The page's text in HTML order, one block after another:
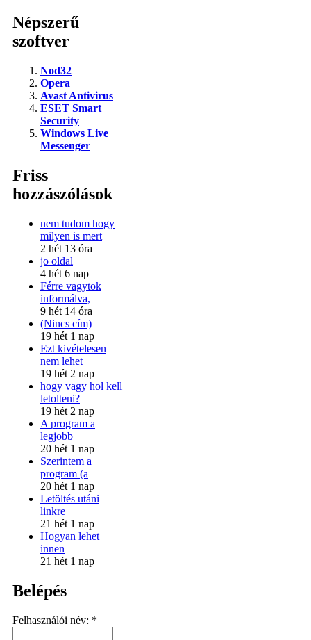
Népszerű
szoftver
Nod32
Opera
Avast Antivirus
ESET Smart
Security
Windows Live
Messenger
Friss
hozzászólások
nem tudom hogy
milyen is mert
2 hét 13 óra
jo oldal
4 hét 6 nap
Férre vagytok
informálva,
9 hét 14 óra
(Nincs cím)
19 hét 1 nap
Ezt kivételesen
nem lehet
19 hét 2 nap
hogy vagy hol kell
letolteni?
19 hét 2 nap
A program a
legjobb
20 hét 1 nap
Szerintem a
program (a
20 hét 1 nap
Letöltés utáni
linkre
21 hét 1 nap
Hogyan lehet
innen
21 hét 1 nap
Belépés
Felhasználói név: *